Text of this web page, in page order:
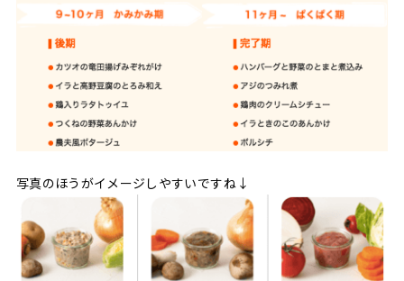
写真のほうがイメージしやすいですね↓